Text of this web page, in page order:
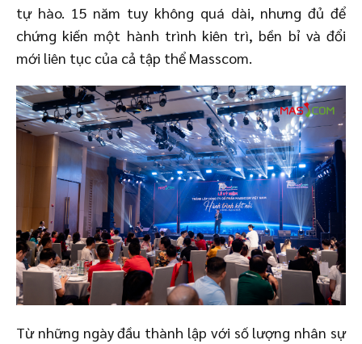
tự hào. 15 năm tuy không quá dài, nhưng đủ để
chứng kiến một hành trình kiên trì, bền bỉ và đổi
mới liên tục của cả tập thể Masscom.
Từ những ngày đầu thành lập với số lượng nhân sự